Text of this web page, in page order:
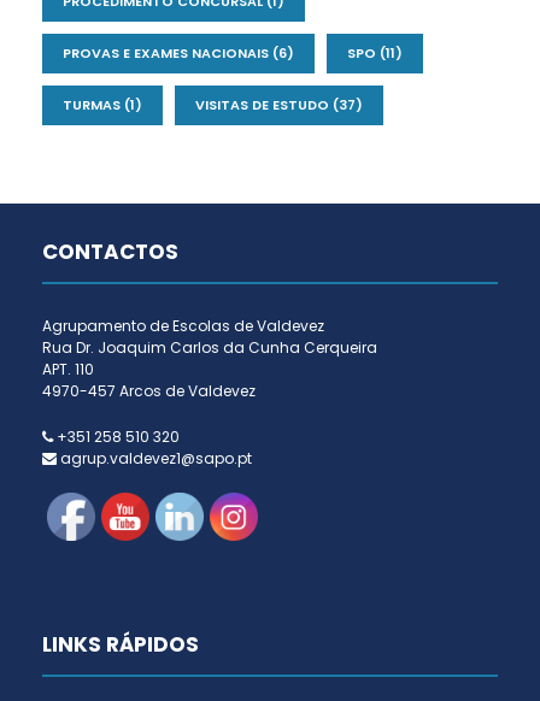
PROVAS E EXAMES NACIONAIS (6) SPO (11)
TURMAS (1) VISITAS DE ESTUDO (37)
CONTACTOS
Agrupamento de Escolas de Valdevez
Rua Dr. Joaquim Carlos da Cunha Cerqueira
APT. 110
4970-457 Arcos de Valdevez
+351 258 510 320
agrup.valdevez1@sapo.pt
LINKS RÁPIDOS